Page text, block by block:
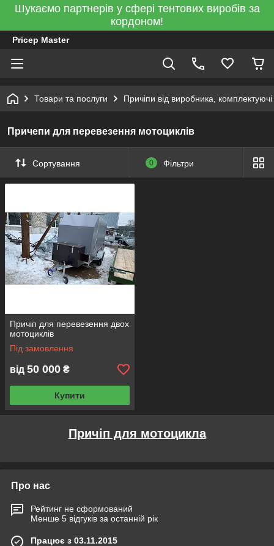
Шукаємо партнерів у сфері тентових виробів за
кордоном!
Pricep Master
Товари та послуги Причіпи від виробника,
Причепи для перевезення мотоциклів
Сортування 0 Фільтри
Причіп для перевезення двох
мотоциклів
Під замовлення
від 50 000 ₴
Купити
Причіп для мотоцикла
Про нас
Рейтинг не сформований
Менше 5 відгуків за останній рік
Працює з 03.11.2015